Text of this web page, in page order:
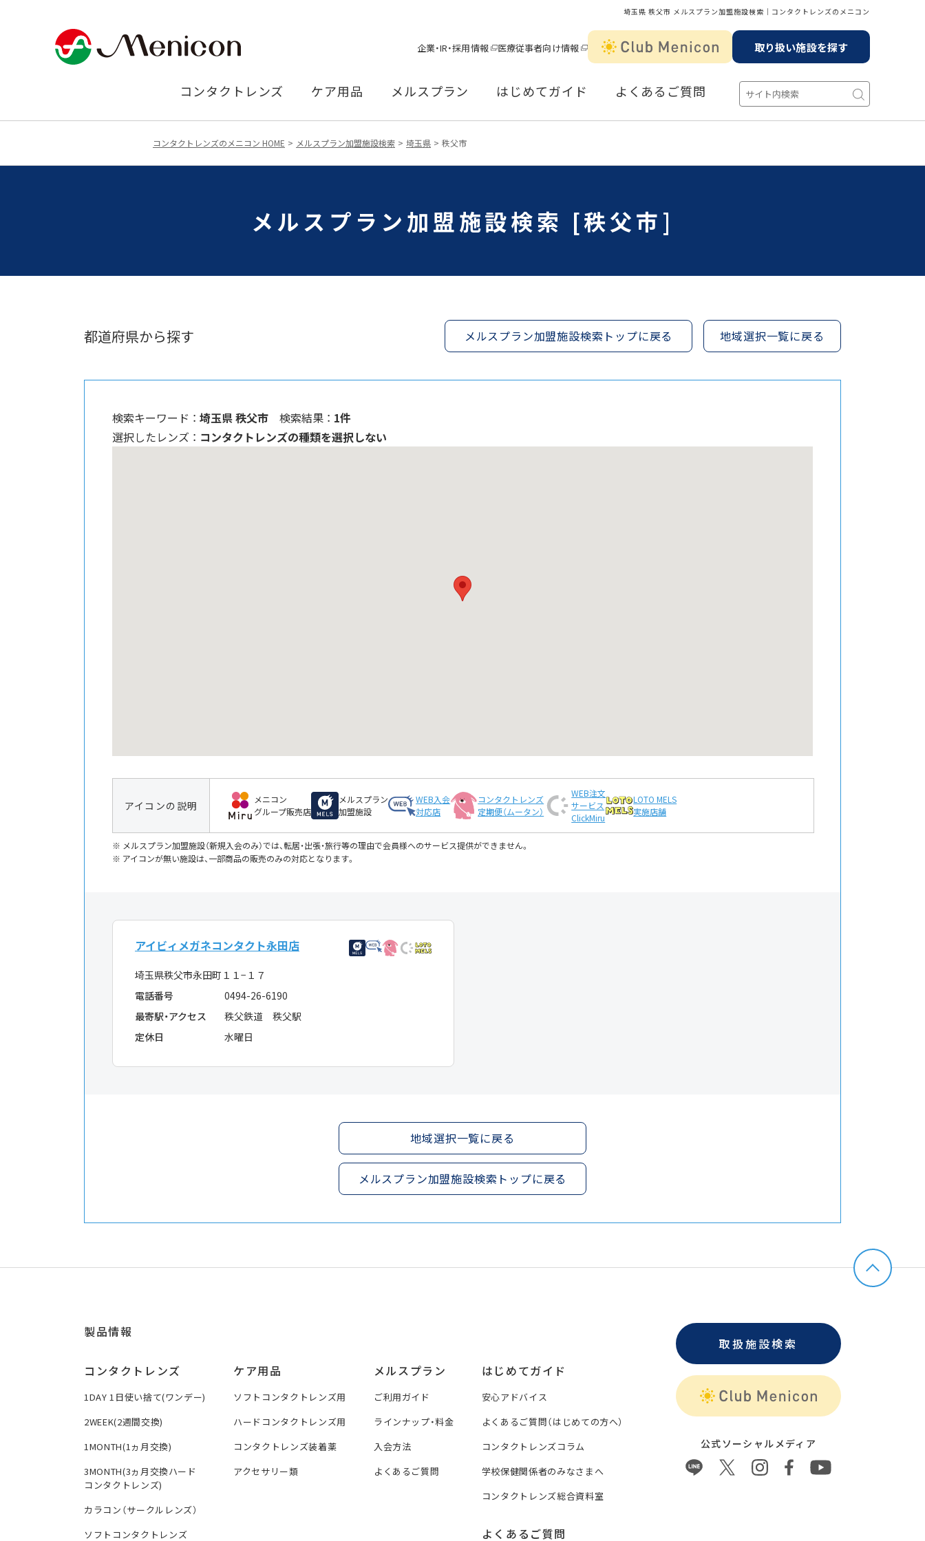
埼玉県 秩父市 メルスプラン加盟施設検索│コンタクトレンズのメニコン
企業・IR・採用情報 医療従事者向け情報 取り扱い施設を探す
コンタクトレンズ ケア用品 メルスプラン はじめてガイド よくあるご質問
コンタクトレンズのメニコン HOME メルスプラン加盟施設検索 埼玉県 秩父市
メルスプラン加盟施設検索 [秩父市]
都道府県から探す メルスプラン加盟施設検索トップに戻る 地域選択一覧に戻る
検索キーワード ： 埼玉県 秩父市 検索結果 ： 1件
選択したレンズ ： コンタクトレンズの種類を選択しない
アイコンの説明
メニコン
グループ販売店
メルスプラン
加盟施設
WEB入会
対応店
コンタクトレンズ
定期便（ムータン）
WEB注文
サービス
ClickMiru
LOTO MELS
実施店舗
メルスプラン加盟施設（新規入会のみ）では、転居・出張・旅行等の理由で会員様へのサービス提供ができません。
アイコンが無い施設は、一部商品の販売のみの対応となります。
アイビィメガネコンタクト永田店
埼玉県秩父市永田町１１−１７
電話番号
0494-26-6190
最寄駅・アクセス
秩父鉄道 秩父駅
定休日
水曜日
地域選択一覧に戻る
メルスプラン加盟施設検索トップに戻る
製品情報
コンタクトレンズ
1DAY 1日使い捨て(ワンデー)
2WEEK(2週間交換)
1MONTH(1ヵ月交換)
3MONTH(3ヵ月交換ハード
コンタクトレンズ)
カラコン（サークルレンズ）
ソフトコンタクトレンズ
ケア用品
ソフトコンタクトレンズ用
ハードコンタクトレンズ用
コンタクトレンズ装着薬
アクセサリー類
メルスプラン
ご利用ガイド
ラインナップ・料金
入会方法
よくあるご質問
はじめてガイド
安心アドバイス
よくあるご質問（はじめての方へ）
コンタクトレンズコラム
学校保健関係者のみなさまへ
コンタクトレンズ総合資料室
よくあるご質問
取扱施設検索
公式ソーシャルメディア